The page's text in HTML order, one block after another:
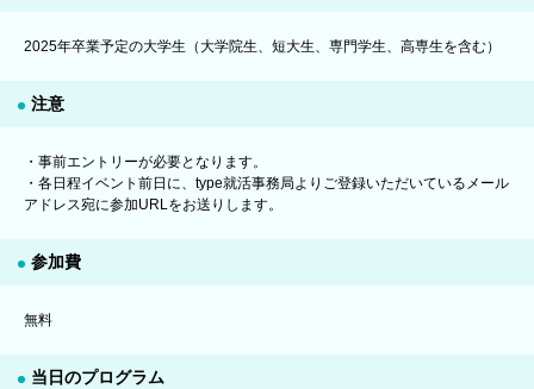
2025年卒業予定の大学生（大学院生、短大生、専門学生、高専生を含む）
注意
・事前エントリーが必要となります。
・各日程イベント前日に、type就活事務局よりご登録いただいているメール
アドレス宛に参加URLをお送りします。
参加費
無料
当日のプログラム